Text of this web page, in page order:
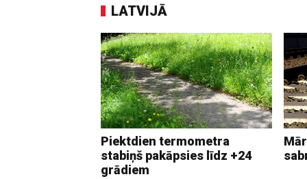
LATVIJĀ
Piektdien termometra
stabiņš pakāpsies līdz +24
grādiem